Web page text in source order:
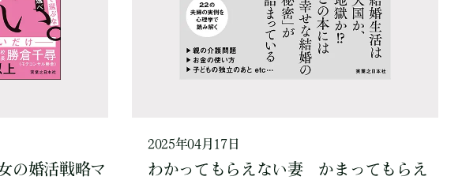
の婚活戦略マ
2025年04月17日
わかってもらえない妻 かまってもらえ